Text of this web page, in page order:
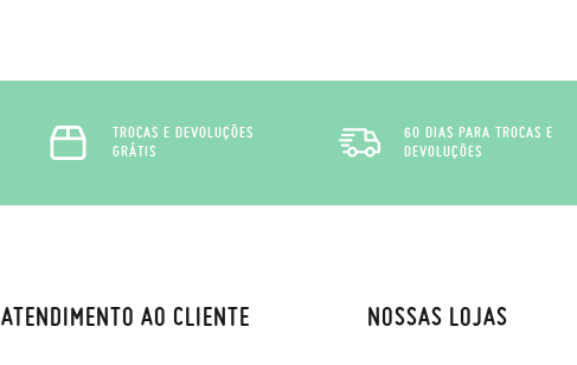
TROCAS E DEVOLUÇÕES
GRÁTIS
60 DIAS PARA TROCAS E
DEVOLUÇÕES
ATENDIMENTO AO CLIENTE NOSSAS LOJAS